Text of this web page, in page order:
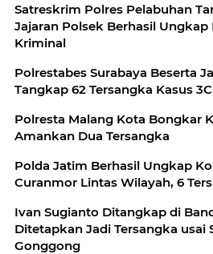
Satreskrim Polres Pelabuhan
Jajaran Polsek Berhasil Ungkap Berbagai Kasus
Kriminal
Polrestabes Surabaya Beserta
Tangkap 62 Tersangka Kasus
Polresta Malang Kota Bongkar
Amankan Dua Tersangka
Polda Jatim Berhasil Ungkap
Curanmor Lintas Wilayah, 6
Ivan Sugianto Ditangkap di
Ditetapkan Jadi Tersangka usai
Gonggong